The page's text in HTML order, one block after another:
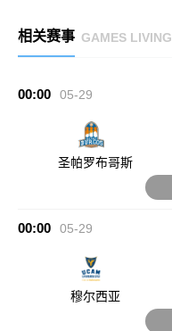
相关赛事 GAMES LIVING
00:00 05-29
圣帕罗布哥斯
00:00 05-29
穆尔西亚